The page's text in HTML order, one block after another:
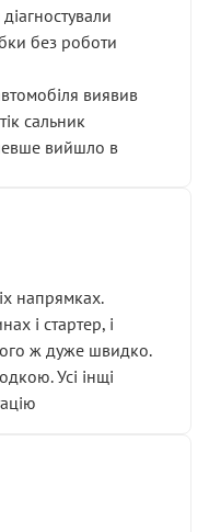
без роботи
виявив
сальник
вийшло в
напрямках.
і стартер, і
ж дуже швидко.
Усі інщі